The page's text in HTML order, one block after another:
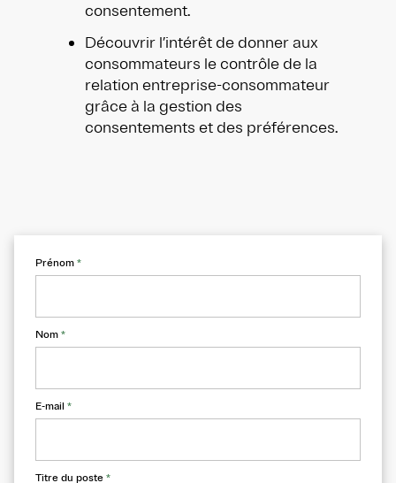
consentement.
Découvrir l’intérêt de donner aux
consommateurs le contrôle de la
relation entreprise-consommateur
grâce à la gestion des
consentements et des préférences.
Prénom *
Nom *
E-mail *
Titre du poste *